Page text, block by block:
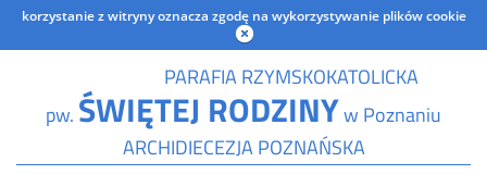
korzystanie z witryny oznacza zgodę na wykorzystywanie plików cookie
PARAFIA RZYMSKOKATOLICKA
pw. ŚWIĘTEJ RODZINYw Poznaniu
ARCHIDIECEZJA POZNAŃSKA